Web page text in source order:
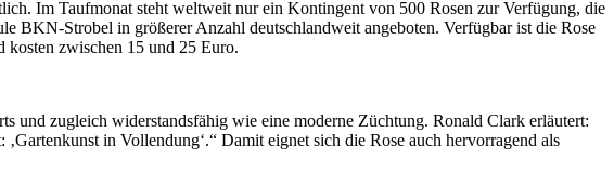
Im Taufmonat steht weltweit nur ein Kontingent von 500 Rosen zur Verfügung, die
BKN-Strobel in größerer Anzahl deutschlandweit angeboten. Verfügbar ist die Rose
kosten zwischen 15 und 25 Euro.
und zugleich widerstandsfähig wie eine moderne Züchtung. Ronald Clark erläutert:
in Vollendung‘.“ Damit eignet sich die Rose auch hervorragend als